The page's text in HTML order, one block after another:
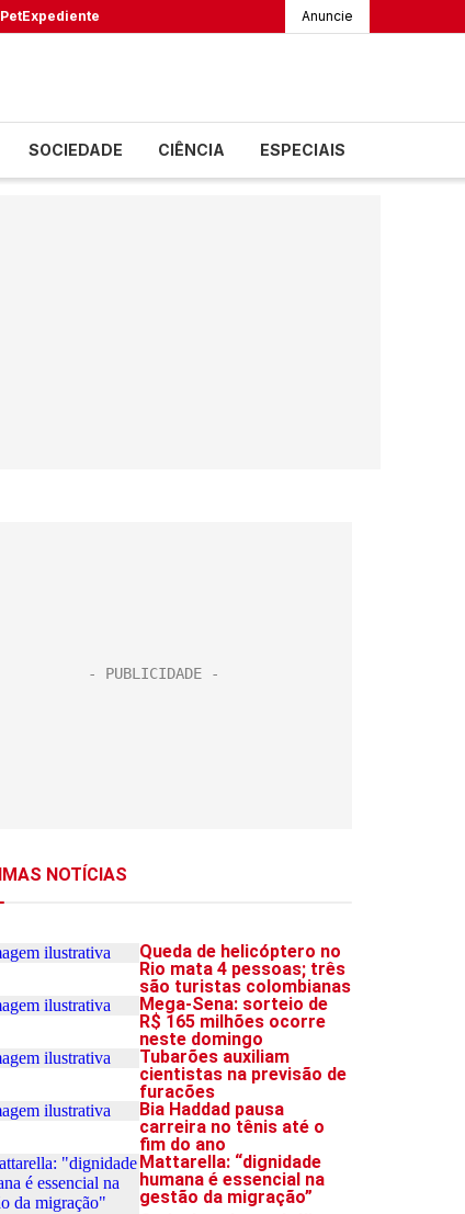
PetExpediente Anuncie
SOCIEDADE CIÊNCIA ESPECIAIS